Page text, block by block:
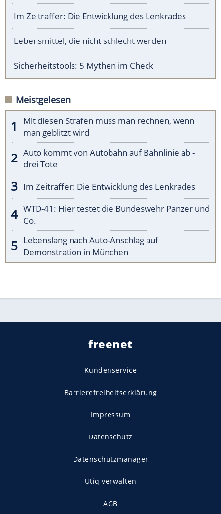
Im Zeitraffer: Die Entwicklung des Lenkrades
Lebensmittel, die nicht schlecht werden
Sicherheitstools: 5 Mythen im Check
Meistgelesen
Mit diesen Strafen muss man rechnen, wenn
man geblitzt wird
Auto kommt von Autobahn auf Bahnlinie ab -
drei Tote
Im Zeitraffer: Die Entwicklung des Lenkrades
WTD-41: Hier testet die Bundeswehr Panzer und
Co.
Lebenslang nach Auto-Anschlag auf
Demonstration in München
freenet
Kundenservice
Barrierefreiheitserklärung
Impressum
Datenschutz
Datenschutzmanager
Utiq verwalten
AGB